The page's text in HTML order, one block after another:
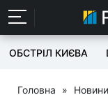
ОБСТРІЛ КИЄВА
Головна » Новини